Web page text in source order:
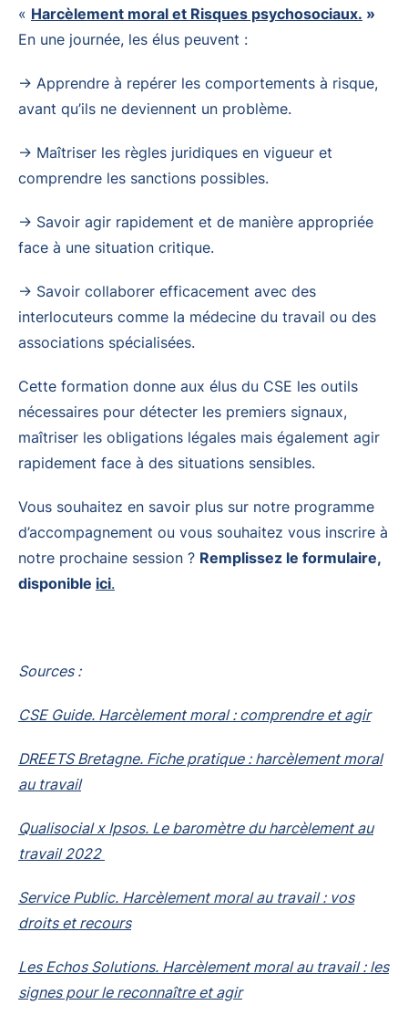
« Harcèlement moral et Risques psychosociaux. »
En une journée, les élus peuvent :
→ Apprendre à repérer les comportements à risque,
avant qu’ils ne deviennent un problème.
→ Maîtriser les règles juridiques en vigueur et
comprendre les sanctions possibles.
→ Savoir agir rapidement et de manière appropriée
face à une situation critique.
→ Savoir collaborer efficacement avec des
interlocuteurs comme la médecine du travail ou des
associations spécialisées.
Cette formation donne aux élus du CSE les outils
nécessaires pour détecter les premiers signaux,
maîtriser les obligations légales mais également agir
rapidement face à des situations sensibles.
Vous souhaitez en savoir plus sur notre programme
d’accompagnement ou vous souhaitez vous inscrire à
notre prochaine session ? Remplissez le formulaire,
disponible ici.
Sources :
CSE Guide. Harcèlement moral : comprendre et agir
DREETS Bretagne. Fiche pratique : harcèlement moral
au travail
Qualisocial x Ipsos. Le baromètre du harcèlement au
travail 2022
Service Public. Harcèlement moral au travail : vos
droits et recours
Les Echos Solutions. Harcèlement moral au travail : les
signes pour le reconnaître et agir